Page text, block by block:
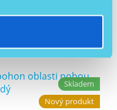
Skladem
Nový produkt